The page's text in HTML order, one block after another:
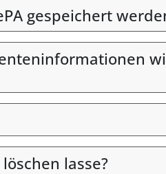
gespeichert
lasse?